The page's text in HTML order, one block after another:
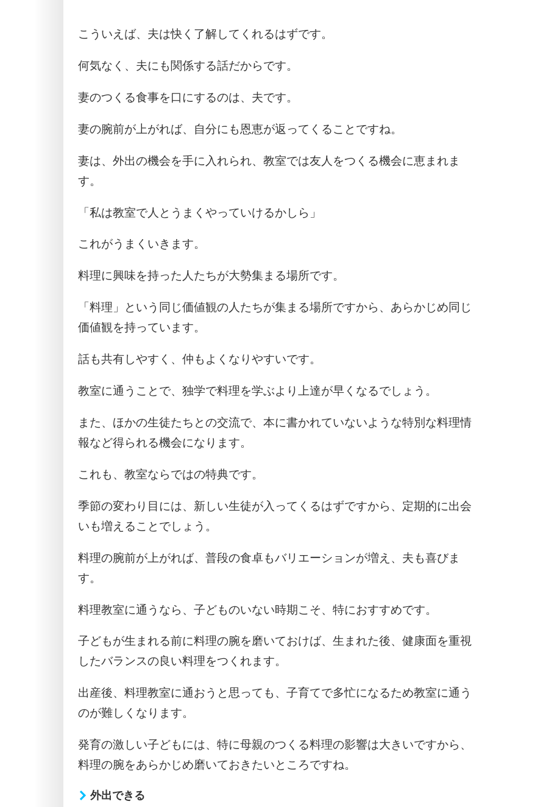
こういえば、夫は快く了解してくれるはずです。
何気なく、夫にも関係する話だからです。
妻のつくる食事を口にするのは、夫です。
妻の腕前が上がれば、自分にも恩恵が返ってくることですね。
妻は、外出の機会を手に入れられ、教室では友人をつくる機会に恵まれま
す。
「私は教室で人とうまくやっていけるかしら」
これがうまくいきます。
料理に興味を持った人たちが大勢集まる場所です。
「料理」という同じ価値観の人たちが集まる場所ですから、あらかじめ同じ
価値観を持っています。
話も共有しやすく、仲もよくなりやすいです。
教室に通うことで、独学で料理を学ぶより上達が早くなるでしょう。
また、ほかの生徒たちとの交流で、本に書かれていないような特別な料理情
報など得られる機会になります。
これも、教室ならではの特典です。
季節の変わり目には、新しい生徒が入ってくるはずですから、定期的に出会
いも増えることでしょう。
料理の腕前が上がれば、普段の食卓もバリエーションが増え、夫も喜びま
す。
料理教室に通うなら、子どものいない時期こそ、特におすすめです。
子どもが生まれる前に料理の腕を磨いておけば、生まれた後、健康面を重視
したバランスの良い料理をつくれます。
出産後、料理教室に通おうと思っても、子育てで多忙になるため教室に通う
のが難しくなります。
発育の激しい子どもには、特に母親のつくる料理の影響は大きいですから、
料理の腕をあらかじめ磨いておきたいところですね。
外出できる